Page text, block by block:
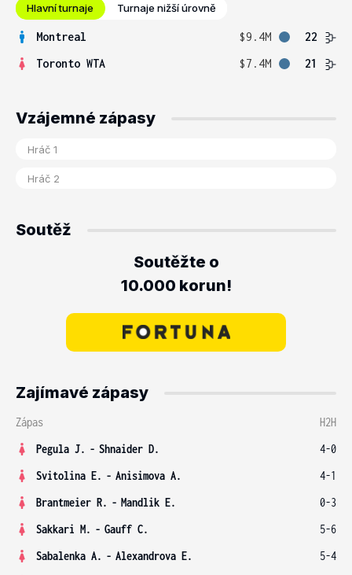
Hlavní turnaje Turnaje nižší úrovně
Montreal $9.4M
22
Toronto WTA
$7.4M 21
Vzájemné zápasy
Soutěž
Soutěžte o
10.000 korun!
Zajímavé zápasy
Zápas
H2H
Pegula J. - Shnaider D.
4-0
Svitolina E. - Anisimova A.
4-1
Brantmeier R. - Mandlik E.
0-3
Sakkari M. - Gauff C.
5-6
Sabalenka A. - Alexandrova E.
5-4